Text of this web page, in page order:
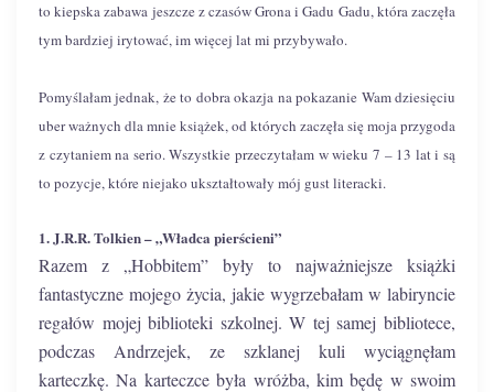
to kiepska zabawa jeszcze z czasów Grona i Gadu Gadu, która zaczęła
tym bardziej irytować, im więcej lat mi przybywało.
Pomyślałam jednak, że to dobra okazja na pokazanie Wam dziesięciu
uber ważnych dla mnie książek, od których zaczęła się moja przygoda
z czytaniem na serio. Wszystkie przeczytałam w wieku 7 – 13 lat i są
to pozycje, które niejako ukształtowały mój gust literacki.
1. J.R.R. Tolkien – „Władca pierścieni”
Razem z „Hobbitem” były to najważniejsze książki
fantastyczne mojego życia, jakie wygrzebałam w labiryncie
regałów mojej biblioteki szkolnej. W tej samej bibliotece,
podczas Andrzejek, ze szklanej kuli wyciągnęłam
karteczkę. Na karteczce była wróżba, kim będę w swoim